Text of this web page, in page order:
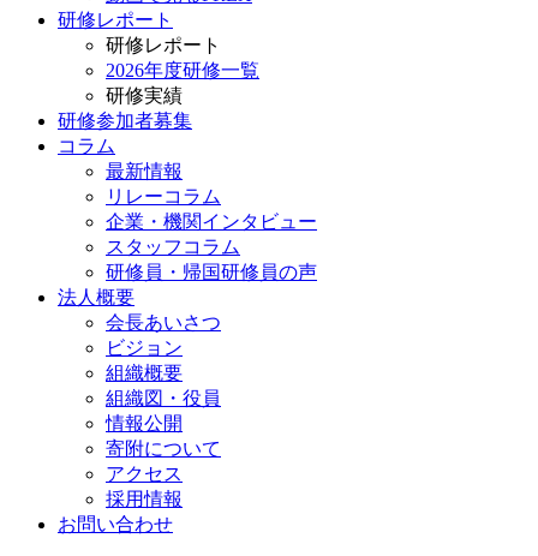
研修レポート
研修レポート
2026年度研修一覧
研修実績
研修参加者募集
コラム
最新情報
リレーコラム
企業・機関インタビュー
スタッフコラム
研修員・帰国研修員の声
法人概要
会長あいさつ
ビジョン
組織概要
組織図・役員
情報公開
寄附について
アクセス
採用情報
お問い合わせ